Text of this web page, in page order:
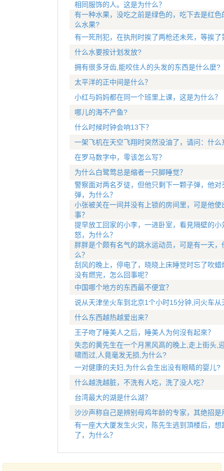
相同服饰的人。这是为什么？
有一种水果，没吃之前是绿色的，吃下去是红
么水果?
有一死刑犯，在执刑时挨了两枪还未死，等挨
什么水要按计划发放?
拥有很多牙齿,能咬住人的头发的东西是什么麼?
太平洋的正中间是什么？
小红与妈妈都在同一个班里上课，这是为什么？
哪儿的海不产鱼?
什么时候时钟会响13下？
一架飞机在天空飞翔时突然没油了，请问：什么
在罗马数字中，零该怎么写？
为什么白鹭莺总是缩者一只脚睡觉？
警察面对两名歹徒，但他只剩下一颗子弹，他
弹，为什么？
小张被关在一间并没有上锁的房间里，可是他
事？
提早放工回家的小李，一进卧室，看見隔壁的
怒，为什么？
胖胖是个颇有名气的跳水运动员，可是有一天
么？
刮风的晚上，停电了，晓晓上床睡觉时忘了吹
没有燃完，怎么回事呢？
中国哪个地方的东西最不便宜？
说从天津坐火车到北京1个小时15分钟,问火车
什么东西越热越爱出来？
王子吻了睡美人之后，睡美人为何沒有起來？
失恋的黄先生在一个月黑风高的晚上,走上街头,
啸而过,人竟毫发无损,为什么?
一对健康的夫妇,为什么会生出没有眼睛的婴儿?
什么越洗越脏，不洗有人吃，洗了没人吃？
台湾最大的湖是什么湖？
沙沙声称自己是辨别母鸡年龄的专家，其绝招是
有一座大大厦发生火灾，陈先生逃到頂楼后，
了，为什么？